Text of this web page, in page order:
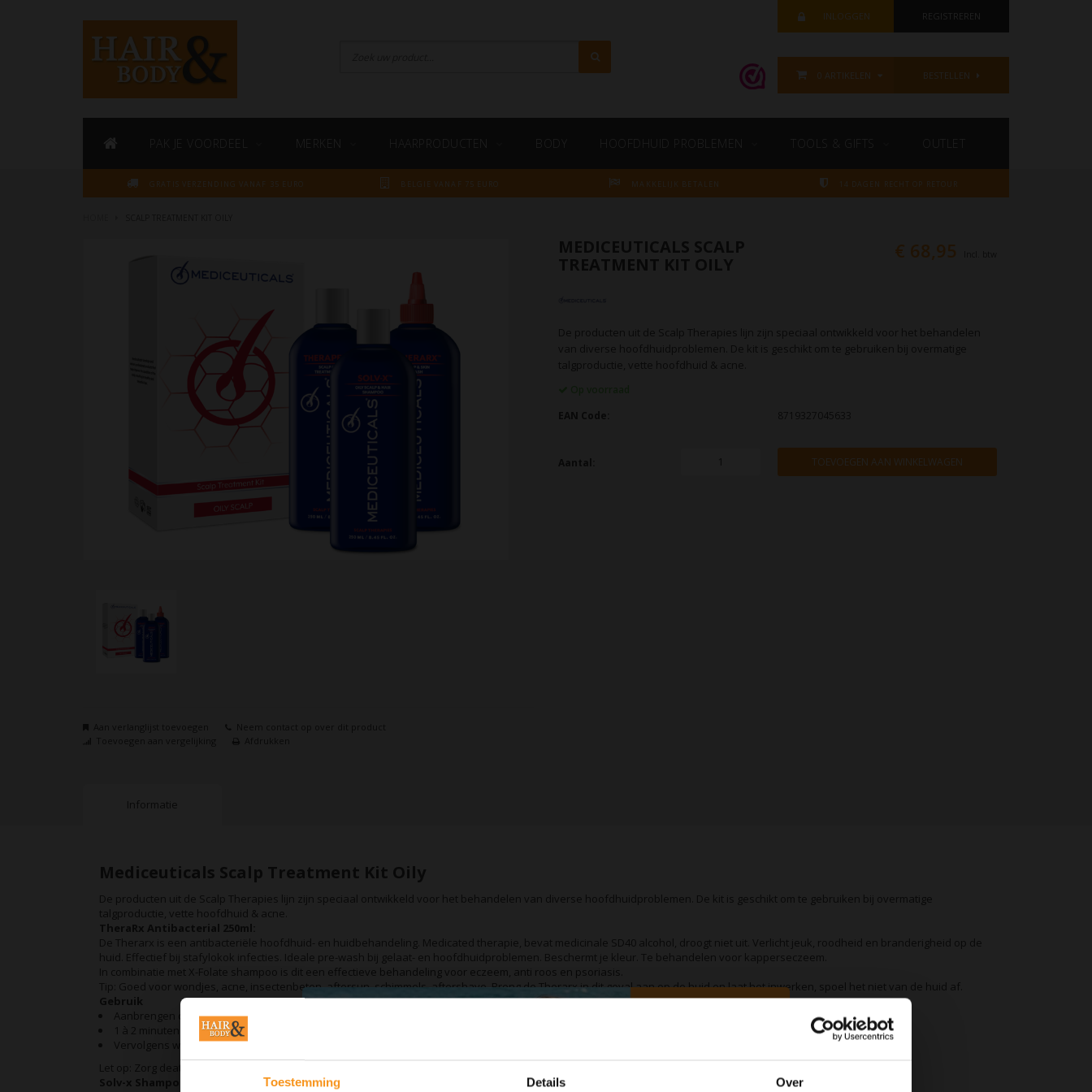
Toestemming Details Over
INLOGGEN REGISTREREN
0 ARTIKELEN BESTELLEN
GRATIS VERZENDING VANAF 35 EURO BELGIE VANAF 75 EURO MAKKELIJK BETALEN 14 DAGEN RECHT OP RETOUR
€ 68,95
TOEVOEGEN AAN WINKELWAGEN
Informatie
Mediceuticals Scalp Treatment Kit Oily
De producten uit de Scalp Therapies lijn zijn speciaal ontwikkeld voor het behandelen van diverse hoofdhuidproblemen. De kit is geschikt om te gebruiken bij overmatige
talgproductie, vette hoofdhuid & acne.
TheraRx Antibacterial 250ml:
De Therarx is een antibacteriële hoofdhuid- en huidbehandeling. Medicated therapie, bevat medicinale SD40 alcohol, droogt niet uit. Verlicht jeuk, roodheid en branderigheid op de
huid. Effectief bij stafylokok infecties. Ideale pre-wash bij gelaat- en hoofdhuidproblemen. Beschermt je kleur. Te behandelen voor kapperseczeem.
In combinatie met X-Folate shampoo is dit een effectieve behandeling voor eczeem, anti roos en psoriasis.
Tip: Goed voor wondjes, acne, insectenbeten, aftersun, schimmels, aftershave. Breng de Therarx in dit geval aan op de huid en laat het inwerken, spoel het niet van de huid af.
Gebruik
Aanbrengen op een droge hoofdhuid.
1 à 2 minuten inwerken.
Vervolgens wassen met de bestemde Mediceuticals shampoo.
Let op: Zorg deat je de TheraRx goed sluit na gebruik (het is een alcohol, dus het vervliegt als je de fles open laat staan!).
Solv-x Shampoo 250ml: